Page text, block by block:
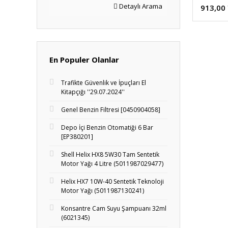
Detaylı Arama
En Populer Olanlar
Trafikte Güvenlik ve İpuçları El
Kitapçığı ''29.07.2024''
Genel Benzin Filtresi [0450904058]
Depo İçi Benzin Otomatiği 6 Bar
[EP380201]
Shell Helix HX8 5W30 Tam Sentetik
Motor Yağı 4 Litre (5011987029477)
Helix HX7 10W-40 Sentetik Teknoloji
Motor Yağı (5011987130241)
Konsantre Cam Suyu Şampuanı 32ml
(6021345)
913,00